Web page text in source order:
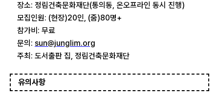
장소: 정림건축문화재단(통의동, 온오프라인 동시 진행)
모집인원: (현장)20인, (줌)80명+
참가비: 무료
문의: sun@junglim.org
주최: 도서출판 집, 정림건축문화재단
유의사항